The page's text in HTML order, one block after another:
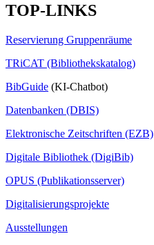
TOP-LINKS
Reservierung Gruppenräume
TRiCAT (Bibliothekskatalog)
BibGuide (KI-Chatbot)
Datenbanken (DBIS)
Elektronische Zeitschriften (EZB)
Digitale Bibliothek (DigiBib)
OPUS (Publikationsserver)
Digitalisierungsprojekte
Ausstellungen